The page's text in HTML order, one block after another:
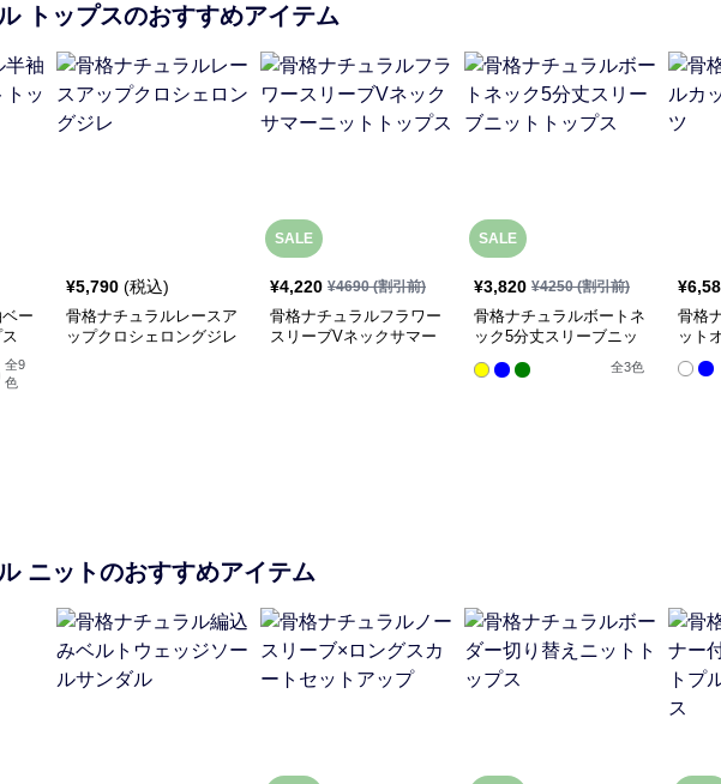
トップスのおすすめアイテム
ー
全9
色
¥5,790 (税込)
骨格ナチュラルレースア
ップクロシェロングジレ
SALE
¥4,220 ¥4690(割引前)
骨格ナチュラルフラワー
スリーブVネックサマー
SALE
¥3,820 ¥4250(割引前)
骨格ナチュラルボートネ
ック5分丈スリーブニッ
全3色
¥
骨格
ット
ニットのおすすめアイテム